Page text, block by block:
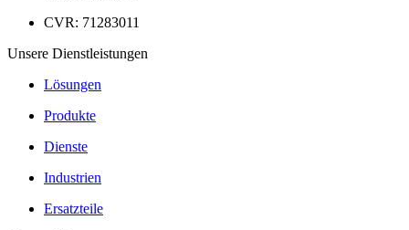
CVR: 71283011
Unsere Dienstleistungen
Lösungen
Produkte
Dienste
Industrien
Ersatzteile